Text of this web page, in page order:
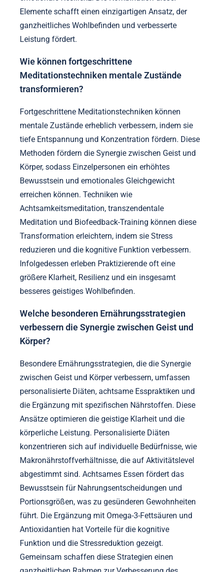
Elemente schafft einen einzigartigen Ansatz, der
ganzheitliches Wohlbefinden und verbesserte
Leistung fördert.
Wie können fortgeschrittene
Meditationstechniken mentale Zustände
transformieren?
Fortgeschrittene Meditationstechniken können
mentale Zustände erheblich verbessern, indem sie
tiefe Entspannung und Konzentration fördern. Diese
Methoden fördern die Synergie zwischen Geist und
Körper, sodass Einzelpersonen ein erhöhtes
Bewusstsein und emotionales Gleichgewicht
erreichen können. Techniken wie
Achtsamkeitsmeditation, transzendentale
Meditation und Biofeedback-Training können diese
Transformation erleichtern, indem sie Stress
reduzieren und die kognitive Funktion verbessern.
Infolgedessen erleben Praktizierende oft eine
größere Klarheit, Resilienz und ein insgesamt
besseres geistiges Wohlbefinden.
Welche besonderen Ernährungsstrategien
verbessern die Synergie zwischen Geist und
Körper?
Besondere Ernährungsstrategien, die die Synergie
zwischen Geist und Körper verbessern, umfassen
personalisierte Diäten, achtsame Esspraktiken und
die Ergänzung mit spezifischen Nährstoffen. Diese
Ansätze optimieren die geistige Klarheit und die
körperliche Leistung. Personalisierte Diäten
konzentrieren sich auf individuelle Bedürfnisse, wie
Makronährstoffverhältnisse, die auf Aktivitätslevel
abgestimmt sind. Achtsames Essen fördert das
Bewusstsein für Nahrungsentscheidungen und
Portionsgrößen, was zu gesünderen Gewohnheiten
führt. Die Ergänzung mit Omega-3-Fettsäuren und
Antioxidantien hat Vorteile für die kognitive
Funktion und die Stressreduktion gezeigt.
Gemeinsam schaffen diese Strategien einen